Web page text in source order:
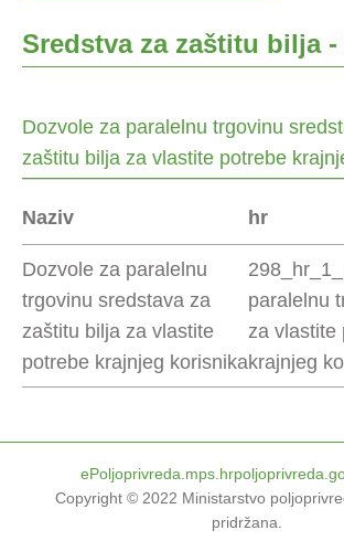
Sredstva za zaštitu bilja
Dozvole za paralelnu trgovinu
zaštitu bilja za vlastite potrebe
Naziv hr
Dozvole za paralelnu
trgovinu sredstava za
zaštitu bilja za vlastite
potrebe krajnjeg korisnika
paralelnu
za vlastite
krajnjeg
Copyright © 2022 Ministarstvo
pridržana
ePoljoprivreda.mps.hr